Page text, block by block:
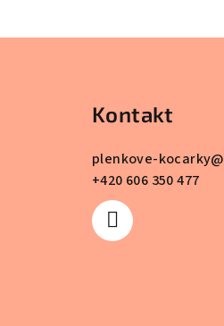
Kontakt
plenkove-kocarky@
+420 606 350 477